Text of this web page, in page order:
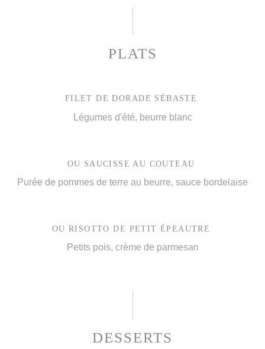
PLATS
FILET DE DORADE SÉBASTE
Légumes d'été, beurre blanc
OU SAUCISSE AU COUTEAU
Purée de pommes de terre au beurre, sauce bordelaise
OU RISOTTO DE PETIT ÉPEAUTRE
Petits pois, crème de parmesan
DESSERTS